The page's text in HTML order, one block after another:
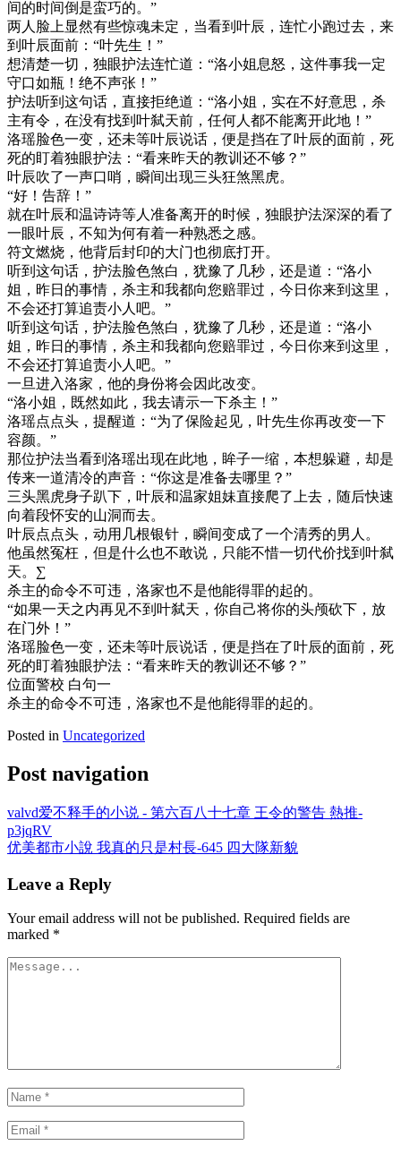
间的时间倒是蛮巧的。”
两人脸上显然有些惊魂未定，当看到叶辰，连忙小跑过去，来
到叶辰面前：“叶先生！”
想清楚一切，独眼护法连忙道：“洛小姐息怒，这件事我一定
守口如瓶！绝不声张！”
护法听到这句话，直接拒绝道：“洛小姐，实在不好意思，杀
主有令，在没有找到叶弑天前，任何人都不能离开此地！”
洛瑶脸色一变，还未等叶辰说话，便是挡在了叶辰的面前，死
死的盯着独眼护法：“看来昨天的教训还不够？”
叶辰吹了一声口哨，瞬间出现三头狂煞黑虎。
“好！告辞！”
就在叶辰和温诗诗等人准备离开的时候，独眼护法深深的看了
一眼叶辰，不知为何有着一种熟悉之感。
符文燃烧，他背后封印的大门也彻底打开。
听到这句话，护法脸色煞白，犹豫了几秒，还是道：“洛小
姐，昨日的事情，杀主和我都向您赔罪过，今日你来到这里，
不会还打算追责小人吧。”
听到这句话，护法脸色煞白，犹豫了几秒，还是道：“洛小
姐，昨日的事情，杀主和我都向您赔罪过，今日你来到这里，
不会还打算追责小人吧。”
一旦进入洛家，他的身份将会因此改变。
“洛小姐，既然如此，我去请示一下杀主！”
洛瑶点点头，提醒道：“为了保险起见，叶先生你再改变一下
容颜。”
那位护法当看到洛瑶出现在此地，眸子一缩，本想躲避，却是
传来一道清冷的声音：“你这是准备去哪里？”
三头黑虎身子趴下，叶辰和温家姐妹直接爬了上去，随后快速
向着段怀安的山洞而去。
叶辰点点头，动用几根银针，瞬间变成了一个清秀的男人。
他虽然冤枉，但是什么也不敢说，只能不惜一切代价找到叶弑
天。∑
杀主的命令不可违，洛家也不是他能得罪的起的。
“如果一天之内再见不到叶弑天，你自己将你的头颅砍下，放
在门外！”
洛瑶脸色一变，还未等叶辰说话，便是挡在了叶辰的面前，死
死的盯着独眼护法：“看来昨天的教训还不够？”
位面警校 白句一
杀主的命令不可违，洛家也不是他能得罪的起的。
Posted in Uncategorized
Post navigation
valvd爱不释手的小说 - 第六百八十七章 王令的警告 熱推-
p3jqRV
优美都市小說 我真的只是村長-645 四大隊新貌
Leave a Reply
Your email address will not be published. Required fields are
marked *